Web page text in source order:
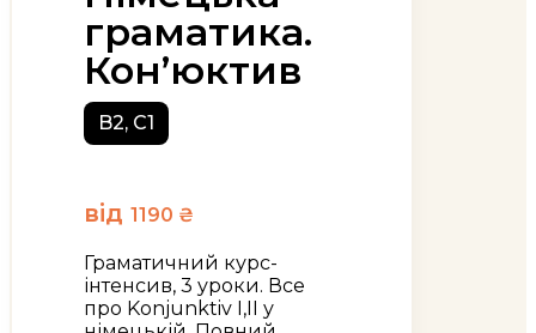
граматика.
Кон’юктив
B2, C1
від1190 ₴
Граматичний курс-
інтенсив, 3 уроки. Все
про Konjunktiv I,II у